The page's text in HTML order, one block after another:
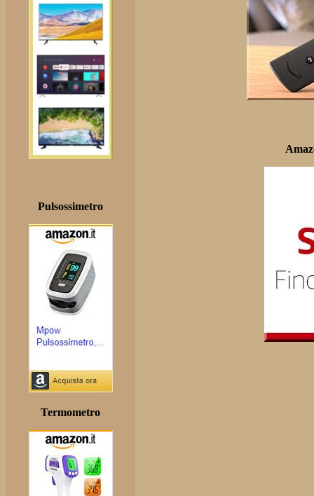
Pulsossimetro
Termometro